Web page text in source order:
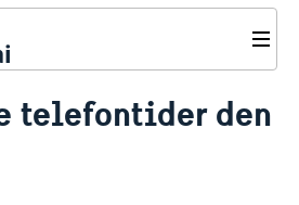
telefontider den